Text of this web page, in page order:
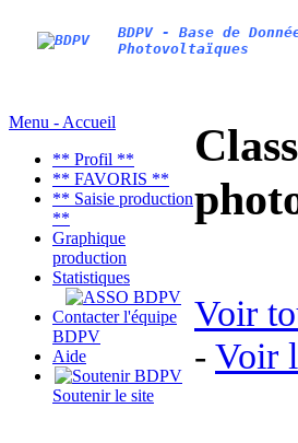
BDPV - Base de
Photovoltaïques
Menu - Accueil
** Profil **
** FAVORIS **
** Saisie production
**
Graphique
production
Statistiques
Contacter l'équipe
BDPV
Aide
Soutenir le site
Voir
- Voir